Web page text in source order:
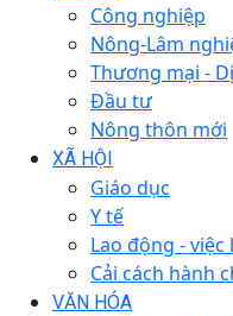
Công nghiệp
Nông-Lâm
Thương mại -
Đầu tư
Nông thôn mới
XÃ HỘI
Giáo dục
Y tế
Lao động - việc
Cải cách hành
VĂN HÓA